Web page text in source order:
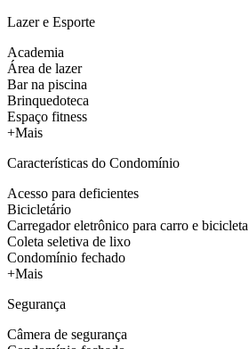
Lazer e Esporte
Academia
Área de lazer
Bar na piscina
Brinquedoteca
Espaço fitness
+Mais
Características do Condomínio
Acesso para deficientes
Bicicletário
Carregador eletrônico para carro e bicicleta
Coleta seletiva de lixo
Condomínio fechado
+Mais
Segurança
Câmera de segurança